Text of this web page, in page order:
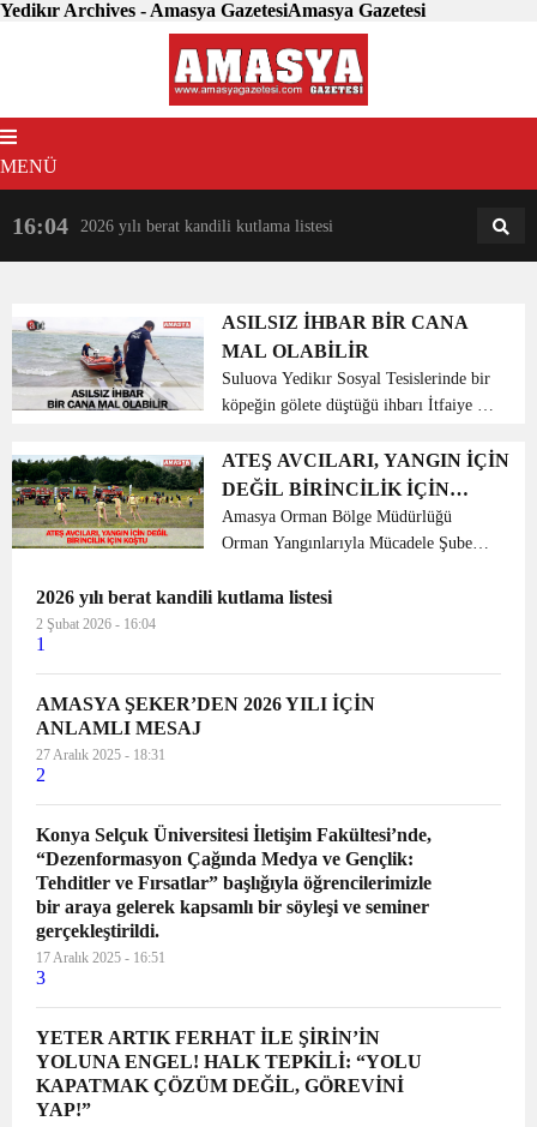
Yedikır Archives - Amasya GazetesiAmasya Gazetesi
MENÜ
16:04 2026 yılı berat kandili kutlama listesi 18:31
ASILSIZ İHBAR BİR CANA
MAL OLABİLİR
Suluova Yedikır Sosyal Tesislerinde bir
köpeğin gölete düştüğü ihbarı İtfaiye ve
Suluova Belediyesi İtfaiye ekipleri ve
AFAD yetkilileri olay yerinde gittiğinde
ihbar...
ATEŞ AVCILARI, YANGIN İÇİN
DEĞİL BİRİNCİLİK İÇİN
KOŞTU
Amasya Orman Bölge Müdürlüğü
Orman Yangınlarıyla Mücadele Şube
söndürme ekipleri, en donanımlı ve en
2026 yılı berat kandili kutlama listesi
2 Şubat 2026 - 16:04
1
AMASYA ŞEKER’DEN 2026 YILI İÇİN
ANLAMLI MESAJ
27 Aralık 2025 - 18:31
2
Konya Selçuk Üniversitesi İletişim Fakültesi’nde,
“Dezenformasyon Çağında Medya ve Gençlik:
Tehditler ve Fırsatlar” başlığıyla öğrencilerimizle
bir araya gelerek kapsamlı bir söyleşi ve seminer
gerçekleştirildi.
17 Aralık 2025 - 16:51
3
YETER ARTIK FERHAT İLE ŞİRİN’İN
YOLUNA ENGEL! HALK TEPKİLİ: “YOLU
KAPATMAK ÇÖZÜM DEĞİL, GÖREVİNİ
YAP!”